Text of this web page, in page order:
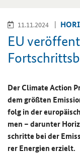
11.11.2024
EU
DerClimate Action
dem größ­ten
folg in der
men – dar­un­ter
schrit­te bei der
rer En­er­gien er­zielt.